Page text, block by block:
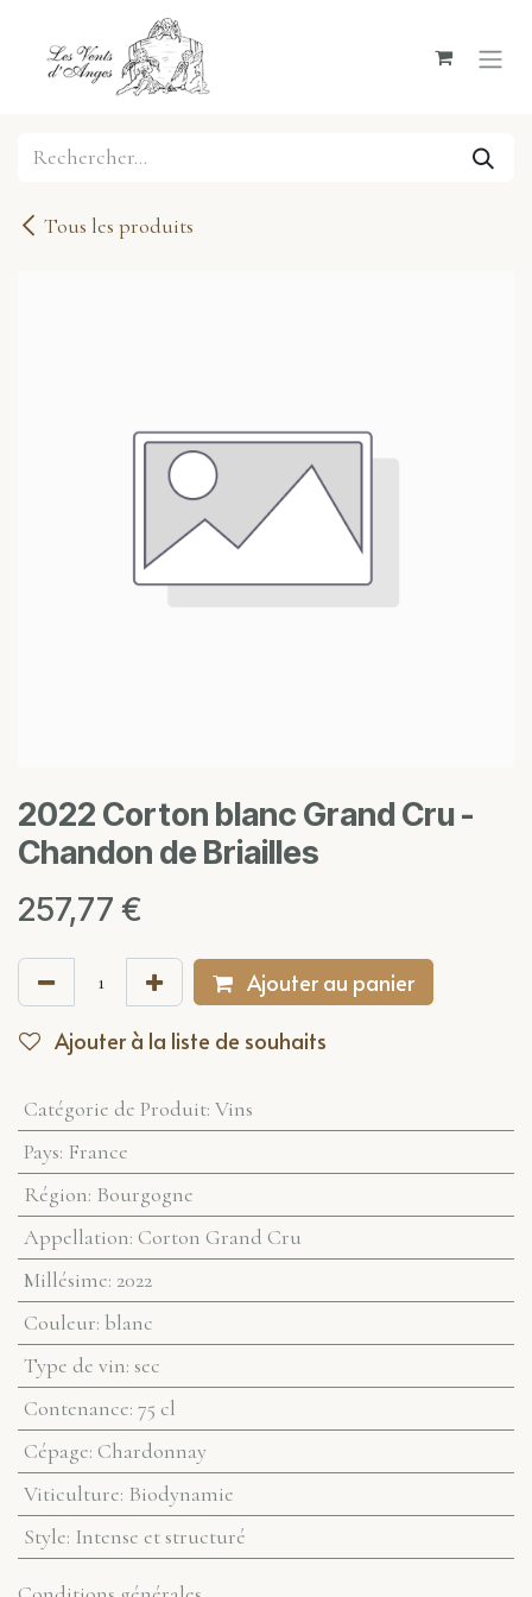
Se rendre au contenu
Tous les produits
2022 Corton blanc Grand Cru -
Chandon de Briailles
257,77 €
Ajouter au panier
Ajouter à la liste de souhaits
Catégorie de Produit: Vins
Pays: France
Région: Bourgogne
Appellation: Corton Grand Cru
Millésime: 2022
Couleur: blanc
Type de vin: sec
Contenance: 75 cl
Cépage: Chardonnay
Viticulture: Biodynamie
Style: Intense et structuré